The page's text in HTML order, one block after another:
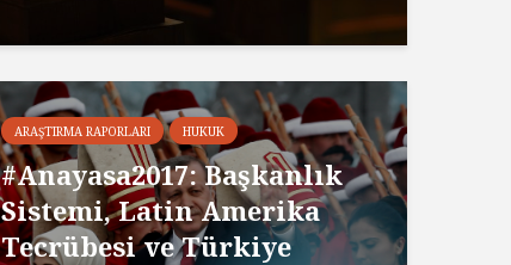
ARAŞTIRMA RAPORLARI HUKUK
#Anayasa2017: Başkanlık
Sistemi, Latin Amerika
Tecrübesi ve Türkiye